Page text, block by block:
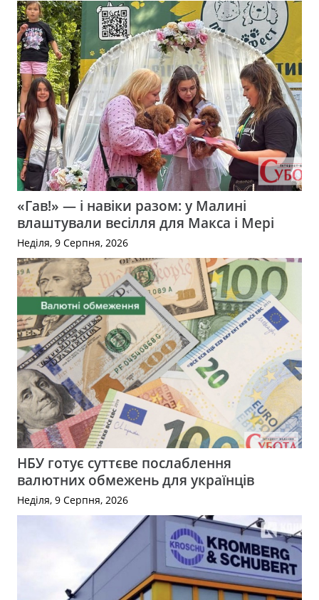
«Гав!» — і навіки разом: у Малині
влаштували весілля для Макса і Мері
Неділя, 9 Серпня, 2026
НБУ готує суттєве послаблення
валютних обмежень для українців
Неділя, 9 Серпня, 2026